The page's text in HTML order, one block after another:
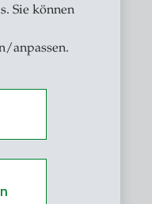
Sie können
anpassen.